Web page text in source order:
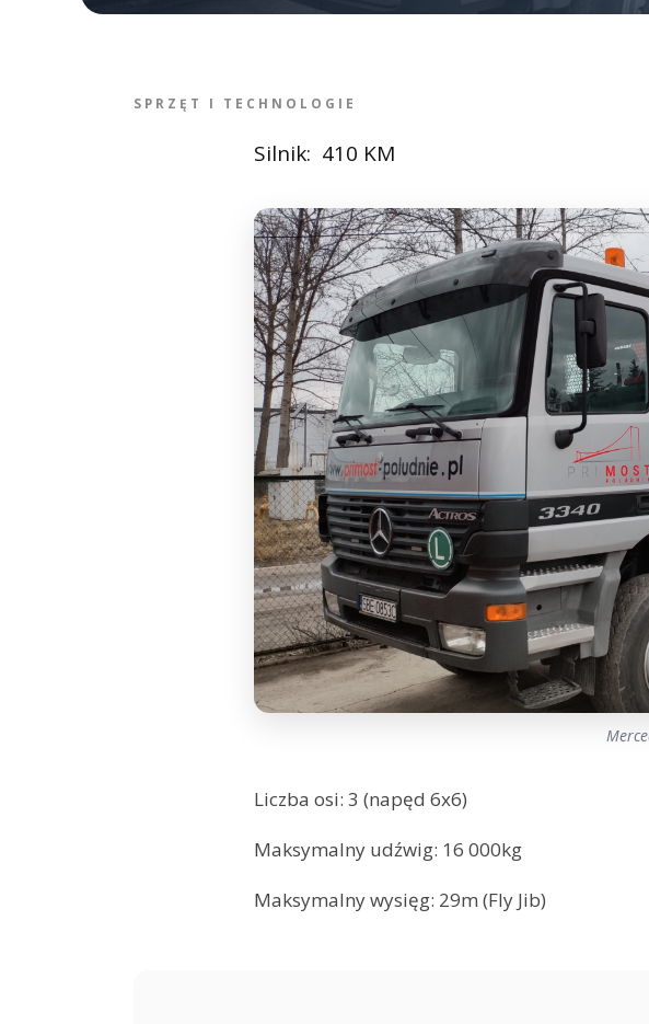
SPRZĘT I TECHNOLOGIE
Silnik: 410 KM
Liczba osi: 3 (napęd 6x6)
Maksymalny udźwig: 16 000kg
Maksymalny wysięg: 29m (Fly Jib)